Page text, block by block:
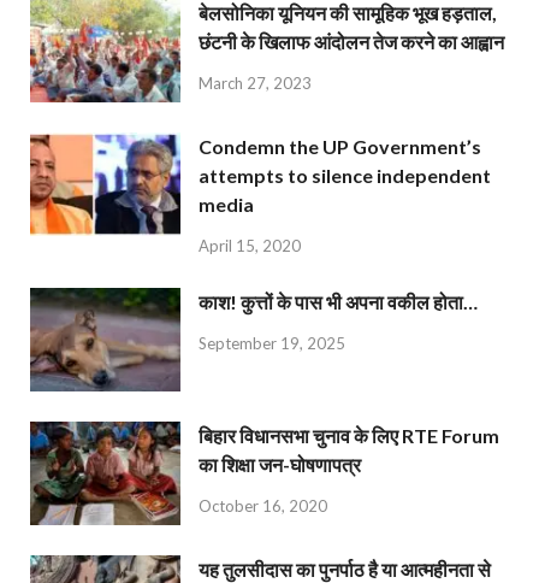
बेलसोनिका यूनियन की सामूहिक भूख हड़ताल,
छंटनी के खिलाफ आंदोलन तेज करने का आह्वान
March 27, 2023
Condemn the UP Government’s
attempts to silence independent
media
April 15, 2020
काश! कुत्तों के पास भी अपना वकील होता…
September 19, 2025
बिहार विधानसभा चुनाव के लिए RTE Forum
का शिक्षा जन-घोषणापत्र
October 16, 2020
यह तुलसीदास का पुनर्पाठ है या आत्महीनता से